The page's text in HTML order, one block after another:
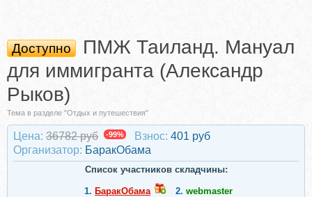
Доступно
ПМЖ Таиланд. Мануал
для иммигранта (Александр
Рыков)
Тема в разделе "Отдых и путешествия"
Цена: 36782 руб -99% Взнос: 401 руб
Организатор: БаракОбама
Список участников складчины:
1. БаракОбама 2. webmaster